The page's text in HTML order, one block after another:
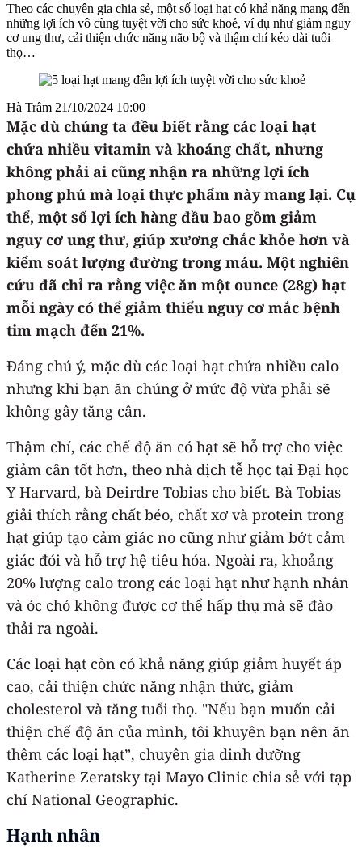
Theo các chuyên gia chia sẻ, một số loại hạt có khả năng mang đến
những lợi ích vô cùng tuyệt vời cho sức khoẻ, ví dụ như giảm nguy
cơ ung thư, cải thiện chức năng não bộ và thậm chí kéo dài tuổi
thọ…
Hà Trâm 21/10/2024 10:00
Mặc dù chúng ta đều biết rằng các loại hạt
chứa nhiều vitamin và khoáng chất, nhưng
không phải ai cũng nhận ra những lợi ích
phong phú mà loại thực phẩm này mang lại. Cụ
thể, một số lợi ích hàng đầu bao gồm giảm
nguy cơ ung thư, giúp xương chắc khỏe hơn và
kiểm soát lượng đường trong máu. Một nghiên
cứu đã chỉ ra rằng việc ăn một ounce (28g) hạt
mỗi ngày có thể giảm thiểu nguy cơ mắc bệnh
tim mạch đến 21%.
Đáng chú ý, mặc dù các loại hạt chứa nhiều calo
nhưng khi bạn ăn chúng ở mức độ vừa phải sẽ
không gây tăng cân.
Thậm chí, các chế độ ăn có hạt sẽ hỗ trợ cho việc
giảm cân tốt hơn, theo nhà dịch tễ học tại Đại học
Y Harvard, bà Deirdre Tobias cho biết. Bà Tobias
giải thích rằng chất béo, chất xơ và protein trong
hạt giúp tạo cảm giác no cũng như giảm bớt cảm
giác đói và hỗ trợ hệ tiêu hóa. Ngoài ra, khoảng
20% lượng calo trong các loại hạt như hạnh nhân
và óc chó không được cơ thể hấp thụ mà sẽ đào
thải ra ngoài.
Các loại hạt còn có khả năng giúp giảm huyết áp
cao, cải thiện chức năng nhận thức, giảm
cholesterol và tăng tuổi thọ. "Nếu bạn muốn cải
thiện chế độ ăn của mình, tôi khuyên bạn nên ăn
thêm các loại hạt”, chuyên gia dinh dưỡng
Katherine Zeratsky tại Mayo Clinic chia sẻ với tạp
chí National Geographic.
Hạnh nhân